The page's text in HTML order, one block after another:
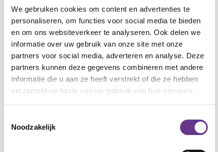
We gebruiken cookies om content en advertenties te
personaliseren, om functies voor social media te bieden
en om ons websiteverkeer te analyseren. Ook delen we
informatie over uw gebruik van onze site met onze
partners voor social media, adverteren en analyse. Deze
partners kunnen deze gegevens combineren met andere
informatie die u aan ze heeft verstrekt of die ze hebben
verzameld op basis van uw gebruik van hun services.
Noodzakelijk
anderen aan je zien. Daarna de binnenkant: dat
zijn je gevoelens, gedachten, wensen, dromen.
Je maakt het verschil tussen buiten- en
binnenkant bewust. Dit is de basis voor het
dealen met lastige gevoelens. Zoals bijv.
omgaan en acceptatie van je beperking. Een
beperking is soms zichtbaar aan de buitenkant;
Daarin zijn mensen gelijkwaardig. Cliënten met
LVB ervaren dit vaak niet zo.